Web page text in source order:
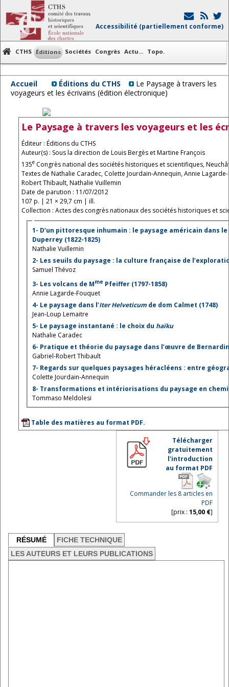
Accessibilité (partiellement conforme)
CTHS Éditions Sociétés Congrès Actu... Topo.
Accueil Éditions du CTHS
Le Paysage à travers les
voyageurs et les écrivains (édition électronique)
Le Paysage à travers les voyageurs et les
Éditeur : Éditions du CTHS
Auteur(s) : Sous la direction de Louis Bergès et Martine François
135e Congrès national des sociétés historiques et scientifiques,
Textes de Nathalie Caradec, Colette Jourdain-Annequin, Annie
Robert Thibault, Nathalie Vuillemin
Date de parution : 11/07/2012
107 p. | 21 × 29,7 cm | ill.
Collection : Actes des congrès nationaux des sociétés historiques et
1- D’un pittoresque inhumain : le paysage américain dans le
Duperrey (1822-1825)
Nathalie Vuillemin
2- Les seuils du paysage : la culture française de
Samuel Thévoz
3- Les volcans de Mme Pfeiffer (1797-1858)
Annie Lagarde-Fouquet
4- Le paysage dans l’Iter Helveticum de dom Calmet (1748)
Jean-Loup Lemaitre
5- Le paysage instantané : le choix du haïku
Nathalie Caradec
6- Pratique et théorie du paysage dans l’œuvre de
Gabriel-Robert Thibault
7- Regards sur quelques paysages héracléens : entre
Colette Jourdain-Annequin
8- Transformations et intériorisations du paysage en
Tommaso Meldolesi
Table des matières au format PDF.
Télécharger
gratuitement
l'introduction
au format PDF
Commander les 8 articles en
PDF
[prix : 15,00 €]
RÉSUMÉ
FICHE TECHNIQUE
LES AUTEURS ET LEURS PUBLICATIONS